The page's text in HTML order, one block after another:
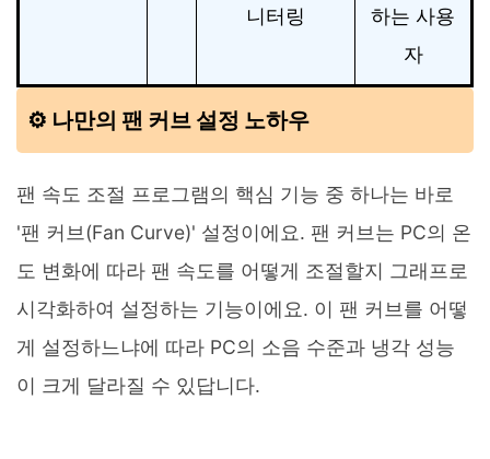
니터링
하는 사용
자
⚙️ 나만의 팬 커브 설정 노하우
팬 속도 조절 프로그램의 핵심 기능 중 하나는 바로
'팬 커브(Fan Curve)' 설정이에요. 팬 커브는 PC의 온
도 변화에 따라 팬 속도를 어떻게 조절할지 그래프로
시각화하여 설정하는 기능이에요. 이 팬 커브를 어떻
게 설정하느냐에 따라 PC의 소음 수준과 냉각 성능
이 크게 달라질 수 있답니다.